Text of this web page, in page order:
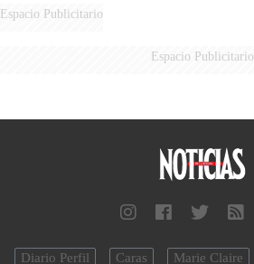
Espacio Publicitario
Espacio Publicitario
Diario Perfil Caras Marie Claire